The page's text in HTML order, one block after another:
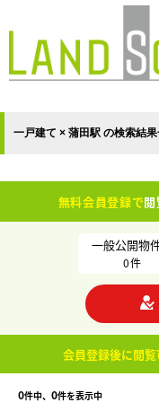
一戸建て × 蒲田駅 の検索結
無料会員登録で
一般公開物
0件
会員登録後に閲
0件中、 0件を表示中